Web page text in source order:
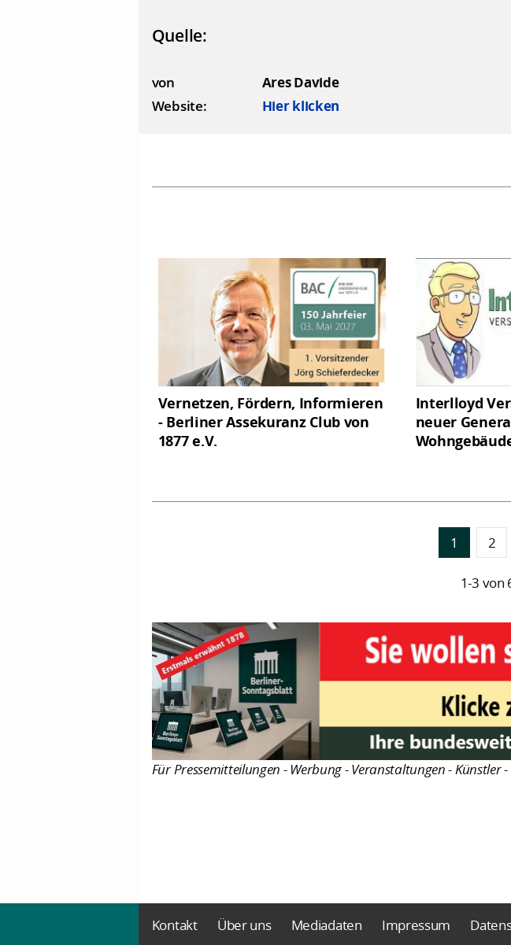
Quelle:
von
Ares Davide
Website:
Hier klicken
Vernetzen, Fördern, Informieren
- Berliner Assekuranz Club von
1877 e.V.
Interlloyd
neuer
1 2
1-3 von
Für Pressemitteilungen - Werbung - Veranstaltungen - Künstler
Kontakt Über uns Mediadaten Impressum